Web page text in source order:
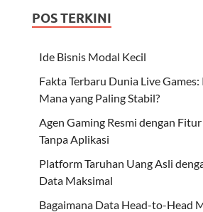
POS TERKINI
Ide Bisnis Modal Kecil
Fakta Terbaru Dunia Live
Mana yang Paling Stabil?
Agen Gaming Resmi dengan
Tanpa Aplikasi
Platform Taruhan Uang Asli
Data Maksimal
Bagaimana Data Head-to-Head